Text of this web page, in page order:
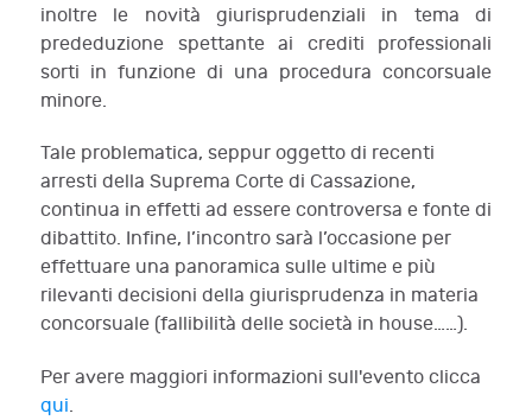
inoltre le novità giurisprudenziali in tema di
prededuzione spettante ai crediti professionali
sorti in funzione di una procedura concorsuale
minore.
Tale problematica, seppur oggetto di recenti
arresti della Suprema Corte di Cassazione,
continua in effetti ad essere controversa e fonte di
dibattito. Infine, l’incontro sarà l’occasione per
effettuare una panoramica sulle ultime e più
rilevanti decisioni della giurisprudenza in materia
concorsuale (fallibilità delle società in house……).
Per avere maggiori informazioni sull'evento clicca
qui.